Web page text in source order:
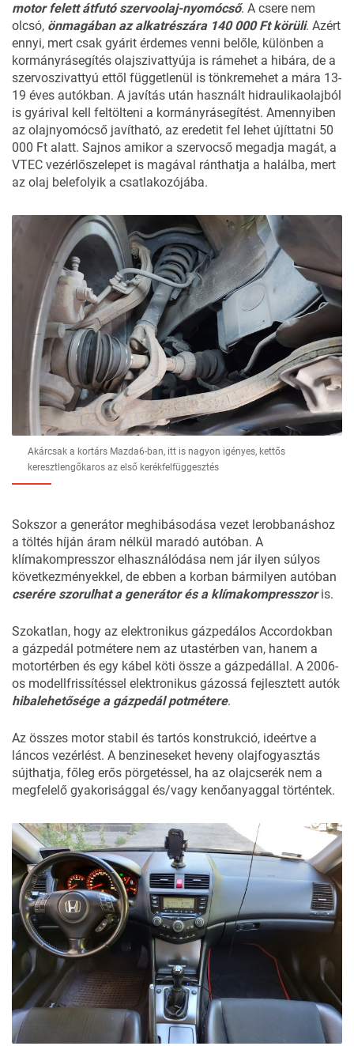
motor felett átfutó szervoolaj-nyomócső. A csere nem
olcsó, önmagában az alkatrészára 140 000 Ft körüli. Azért
ennyi, mert csak gyárit érdemes venni belőle, különben a
kormányrásegítés olajszivattyúja is rámehet a hibára, de a
szervoszivattyú ettől függetlenül is tönkremehet a mára 13-
19 éves autókban. A javítás után használt hidraulikaolajból
is gyárival kell feltölteni a kormányrásegítést. Amennyiben
az olajnyomócső javítható, az eredetit fel lehet újíttatni 50
000 Ft alatt. Sajnos amikor a szervocső megadja magát, a
VTEC vezérlőszelepet is magával ránthatja a halálba, mert
az olaj belefolyik a csatlakozójába.
Akárcsak a kortárs Mazda6-ban, itt is nagyon igényes, kettős
keresztlengőkaros az első kerékfelfüggesztés
Sokszor a generátor meghibásodása vezet lerobbanáshoz
a töltés híján áram nélkül maradó autóban. A
klímakompresszor elhasználódása nem jár ilyen súlyos
következményekkel, de ebben a korban bármilyen autóban
cserére szorulhat a generátor és a klímakompresszoris.
Szokatlan, hogy az elektronikus gázpedálos Accordokban
a gázpedál potmétere nem az utastérben van, hanem a
motortérben és egy kábel köti össze a gázpedállal. A 2006-
os modellfrissítéssel elektronikus gázossá fejlesztett autók
hibalehetősége a gázpedál potmétere.
Az összes motor stabil és tartós konstrukció, ideértve a
láncos vezérlést. A benzineseket heveny olajfogyasztás
sújthatja, főleg erős pörgetéssel, ha az olajcserék nem a
megfelelő gyakorisággal és/vagy kenőanyaggal történtek.